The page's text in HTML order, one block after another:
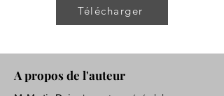
Télécharger
A propos de l'auteur